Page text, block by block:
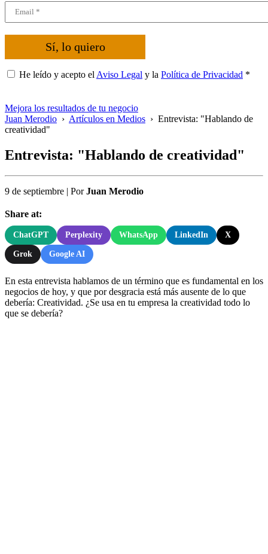
Sí, lo quiero
He leído y acepto el Aviso Legal y la Política de Privacidad *
Mejora los resultados de tu negocio
Juan Merodio › Artículos en Medios › Entrevista: "Hablando de
creatividad"
Entrevista: "Hablando de creatividad"
9 de septiembre | PorJuan Merodio
Share at:
ChatGPT Perplexity WhatsApp LinkedIn X
Grok Google AI
En esta entrevista hablamos de un término que es fundamental en los
negocios de hoy, y que por desgracia está más ausente de lo que
debería: Creatividad. ¿Se usa en tu empresa la creatividad todo lo
que se debería?